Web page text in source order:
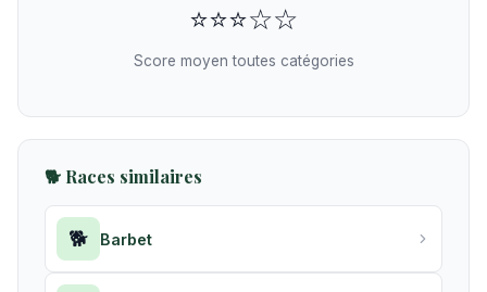
⭐⭐⭐☆☆
Score moyen toutes catégories
🐕 Races similaires
🐕 Barbet